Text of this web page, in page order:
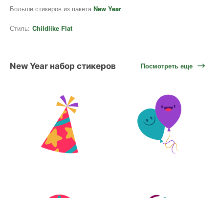
Больше стикеров из пакета New Year
Стиль: Childlike Flat
New Year набор стикеров Посмотреть еще